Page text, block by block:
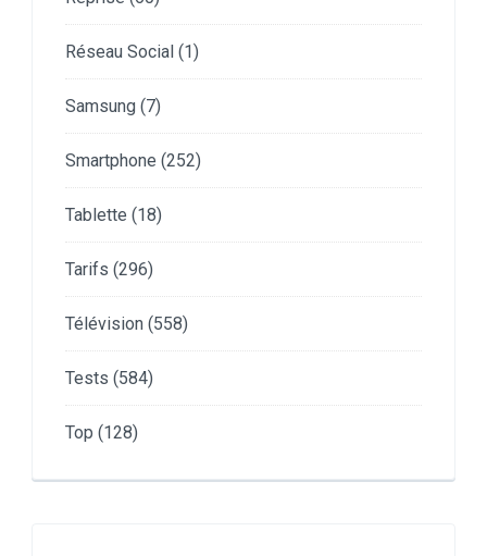
Réseau Social (1)
Samsung (7)
Smartphone (252)
Tablette (18)
Tarifs (296)
Télévision (558)
Tests (584)
Top (128)